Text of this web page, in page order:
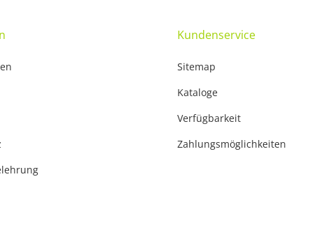
Kundenservice
Sitemap
Kataloge
Verfügbarkeit
Zahlungsmöglichkeiten